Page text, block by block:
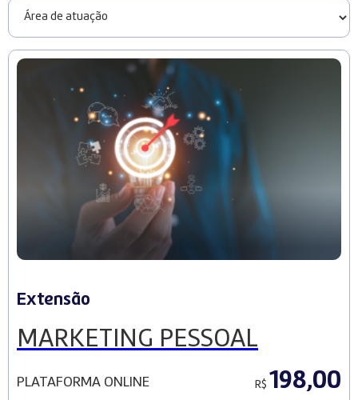
Extensão
MARKETING PESSOAL
PLATAFORMA ONLINE R$ 198,00